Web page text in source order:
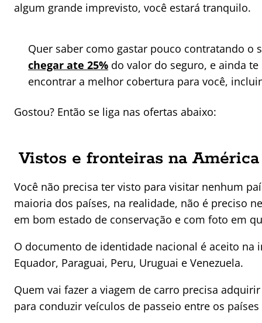
algum grande imprevisto, você estará tranquilo.
Quer saber como gastar pouco contratando o
chegar ate 25% do valor do seguro, e ainda
encontrar a melhor cobertura para você,
Gostou? Então se liga nas ofertas abaixo:
Vistos e fronteiras na
Você não precisa ter visto para visitar nenhum
maioria dos países, na realidade, não é preciso
em bom estado de conservação e com foto em
O documento de identidade nacional é aceito na
Equador, Paraguai, Peru, Uruguai e Venezuela.
Quem vai fazer a viagem de carro precisa
para conduzir veículos de passeio entre os